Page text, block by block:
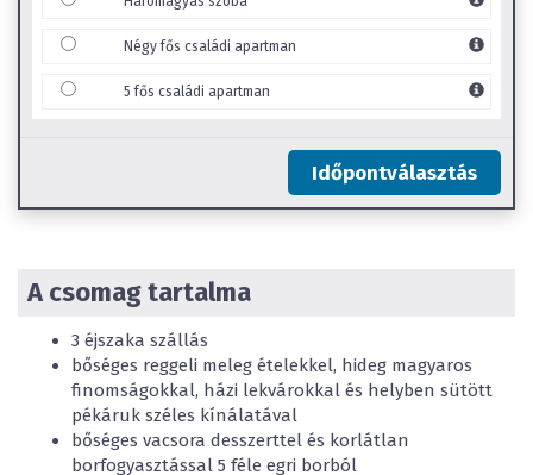
-tól11,99éves korig:
/ csomag / gyerek
Háromágyas szoba
-tól11,99éves korig:
/ csomag / gyerek
INGYENES
53 830 Ft/ csomag / gyerek
4-tól 11,99éves korig:
Négy fős családi apartman
5 fős családi apartman
Időpontválasztás
A csomag tartalma
3 éjszaka szállás
bőséges reggeli meleg ételekkel, hideg magyaros
finomságokkal, házi lekvárokkal és helyben sütött
pékáruk széles kínálatával
bőséges vacsora desszerttel és korlátlan
borfogyasztással 5 féle egri borból